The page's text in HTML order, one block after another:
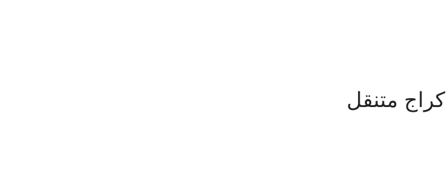
بنشر متنقل السالمي 99009551‬ كراج متنقل